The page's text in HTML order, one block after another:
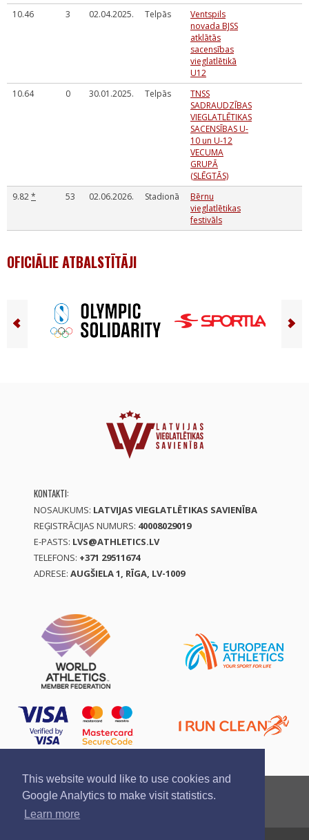
This website would like to use cookies and
Google Analytics to make visit statistics.
Learn more
10.46
3 02.04.2025. Telpās
Ventspils
novada BJSS
atklātās
sacensības
vieglatlētikā
U12
10.64
0 30.01.2025. Telpās
TNSS
SADRAUDZĪBAS
VIEGLATLĒTIKAS
SACENSĪBAS U-
10 un U-12
VECUMA
GRUPĀ
(SLĒGTĀS)
9.82* 53 02.06.2026. Stadionā
Bērnu
vieglatlētikas
festivāls
OFICIĀLIE ATBALSTĪTĀJI
KONTAKTI:
NOSAUKUMS: LATVIJAS VIEGLATLĒTIKAS SAVIENĪBA
REĢISTRĀCIJAS NUMURS: 40008029019
E-PASTS: LVS@ATHLETICS.LV
TELEFONS: +371 29511674
ADRESE: AUGŠIELA 1, RĪGA, LV-1009
Ziņo par pārkāpumu
Privātuma politika
Pirkšanas un atgriešanas noteikumi